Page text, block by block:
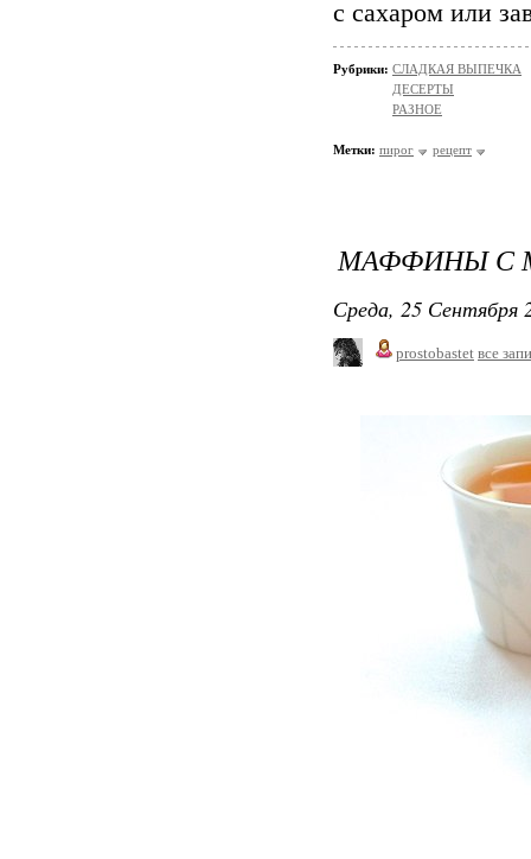
с сахаром или
Рубрики: СЛАДКАЯ ВЫПЕЧКА
ДЕСЕРТЫ
РАЗНОЕ
Метки: пирог рецепт
МАФФИНЫ С
Среда, 25 Сентября
prostobastet все